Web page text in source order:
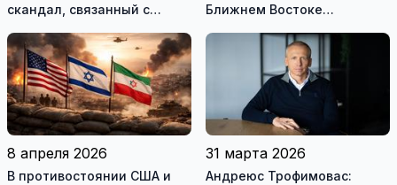
скандал, связанный с
государственными
служащими
Ближнем Востоке
8 апреля 2026
В противостоянии США и
31 марта 2026
Андреюс Трофимовас: